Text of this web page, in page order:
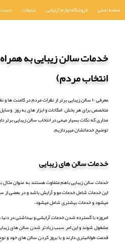
صفحه اصلی فروشگاه لوازم آرایشی تبلیغات جست
انتخاب مردم)
معرفی ۱۰ سالن زیبایی برتر از نظرات مردم در کامنت
متخصص برای هر بخش , امکانات و ابزار های به روز ,
مداری که نکات بسیار مهمی در انتخاب سالن زیبایی برتر
توضیح خدماتشان میپردازیم.
خدمات سالن های زیبایی
خدمات سالن زیبایی باهم متفاوت هستند به عنوان مثال
این خدمات شامل خدمات مو و آرایش باشد و در بعضی از
میشود و خدمات بیشتری شامل میشود.
امروزه با گسترده شدن خدمات آرایشی و بهداشتی در
مشغول شوند و این امر سبب زیادتر شدن سالن های
قدمت طولانیتری دارند و با بروز کردن سالن های خود